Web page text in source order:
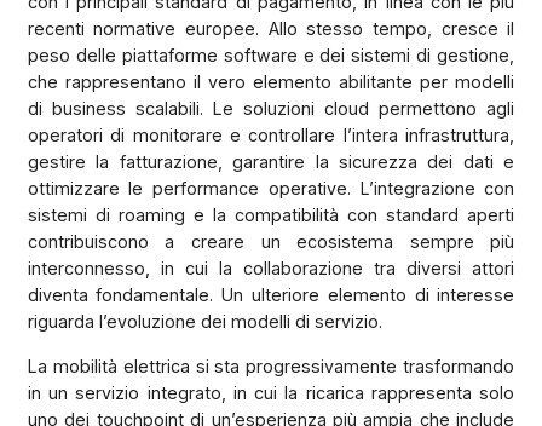
recenti normative europee. Allo stesso tempo, cresce il
peso delle piattaforme software e dei sistemi di gestione,
che rappresentano il vero elemento abilitante per modelli
di business scalabili. Le soluzioni cloud permettono agli
operatori di monitorare e controllare l’intera infrastruttura,
gestire la fatturazione, garantire la sicurezza dei dati e
ottimizzare le performance operative. L’integrazione con
sistemi di roaming e la compatibilità con standard aperti
contribuiscono a creare un ecosistema sempre più
interconnesso, in cui la collaborazione tra diversi attori
diventa fondamentale. Un ulteriore elemento di interesse
riguarda l’evoluzione dei modelli di servizio.
La mobilità elettrica si sta progressivamente trasformando
in un servizio integrato, in cui la ricarica rappresenta solo
uno dei touchpoint di un’esperienza più ampia che include